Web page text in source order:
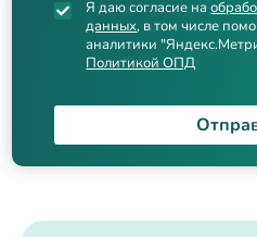
Я даю согласие на
данных, в том числе
аналитики
Политикой ОПД